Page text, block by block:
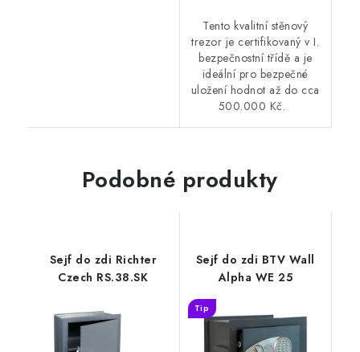
Tento kvalitní stěnový
trezor je certifikovaný v I.
bezpečnostní třídě a je
ideální pro bezpečné
uložení hodnot až do cca
500.000 Kč.
Podobné produkty
Sejf do zdi Richter
Czech RS.38.SK
Sejf do zdi BTV Wall
Alpha WE 25
Tip